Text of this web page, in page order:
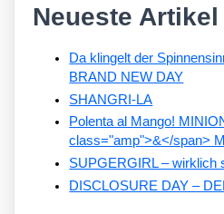
Neueste Artikel
Da klingelt der
BRAND NEW DAY
SHANGRI-LA
Polenta al Mango!
class="amp">&</span>
SUPGERGIRL – wirklich
DISCLOSURE DAY –